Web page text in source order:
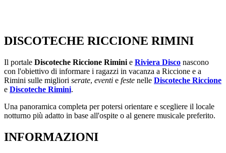
DISCOTECHE RICCIONE RIMINI
Il portale Discoteche Riccione Rimini e Riviera Disco nascono
con l'obiettivo di informare i ragazzi in vacanza a Riccione e a
Rimini sulle migliori serate, eventi e feste nelle Discoteche Riccione
e Discoteche Rimini.
Una panoramica completa per potersi orientare e scegliere il locale
notturno più adatto in base all'ospite o al genere musicale preferito.
INFORMAZIONI